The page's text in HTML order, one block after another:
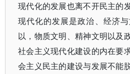
现代化的发展也离不开民主的
现代化的发展是政治、经济
以，物质文明、精神文明以及
社会主义现代化建设的内在要
会主义民主的建设与发展不能